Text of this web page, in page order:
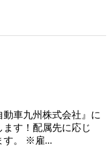
車九州株式会社』に
す！配属先に応じ
す。 ※雇...